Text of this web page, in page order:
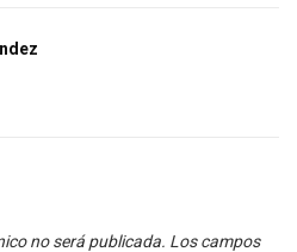
no será publicada. Los campos